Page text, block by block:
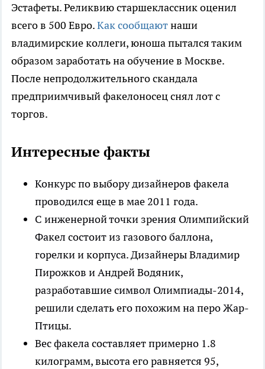
Эстафеты. Реликвию старшеклассник оценил
всего в 500 Евро.Как сообщаютнаши
владимирские коллеги, юноша пытался таким
образом заработать на обучение в Москве.
После непродолжительного скандала
предприимчивый факелоносец снял лот с
торгов.
Интересные факты
Конкурс по выбору дизайнеров факела
проводился еще в мае 2011 года.
С инженерной точки зрения Олимпийский
Факел состоит из газового баллона,
горелки и корпуса. Дизайнеры Владимир
Пирожков и Андрей Водяник,
разработавшие символ Олимпиады-2014,
решили сделать его похожим на перо Жар-
Птицы.
Вес факела составляет примерно 1.8
килограмм, высота его равняется 95,